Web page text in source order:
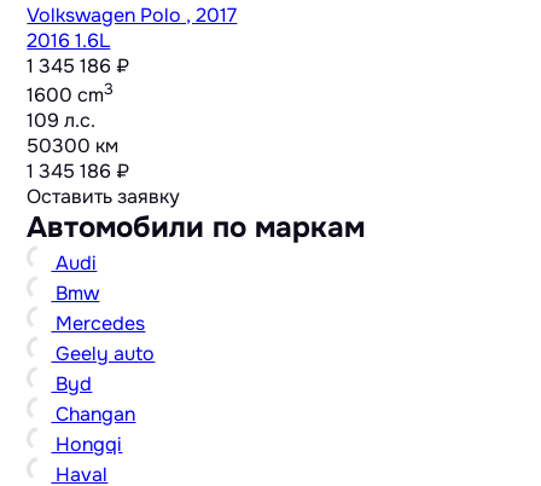
Volkswagen Polo , 2017
2016 1.6L
1 345 186 ₽
1600 cm3
109 л.с.
50300 км
1 345 186 ₽
Оставить заявку
Автомобили по маркам
Audi
Bmw
Mercedes
Geely auto
Byd
Changan
Hongqi
Haval